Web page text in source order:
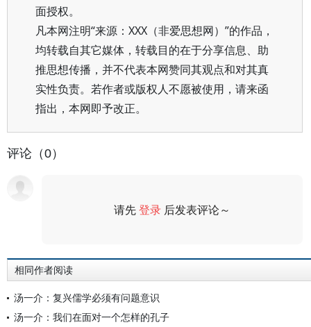
面授权。
凡本网注明“来源：XXX（非爱思想网）”的作品，
均转载自其它媒体，转载目的在于分享信息、助
推思想传播，并不代表本网赞同其观点和对其真
实性负责。若作者或版权人不愿被使用，请来函
指出，本网即予改正。
评论（0）
请先登录 后发表评论～
相同作者阅读
汤一介：复兴儒学必须有问题意识
汤一介：我们在面对一个怎样的孔子